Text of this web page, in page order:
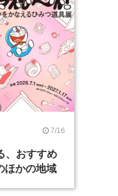
7/16
、おすすめ
ほかの地域